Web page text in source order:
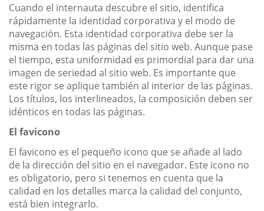
Cuando el internauta descubre el sitio, identifica
rápidamente la identidad corporativa y el modo de
navegación. Esta identidad corporativa debe ser la
misma en todas las páginas del sitio web. Aunque pase
el tiempo, esta uniformidad es primordial para dar una
imagen de seriedad al sitio web. Es importante que
este rigor se aplique también al interior de las páginas.
Los títulos, los interlineados, la composición deben ser
idénticos en todas las páginas.
El favicono
El favicono es el pequeño icono que se añade al lado
de la dirección del sitio en el navegador. Este icono no
es obligatorio, pero si tenemos en cuenta que la
calidad en los detalles marca la calidad del conjunto,
está bien integrarlo.